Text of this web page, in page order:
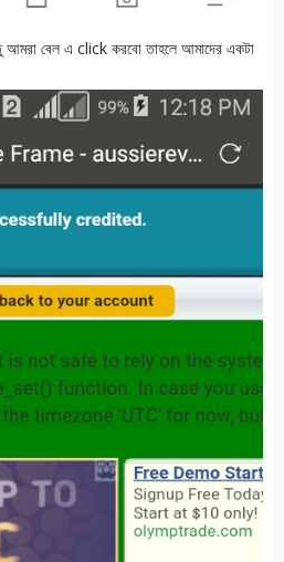
আমরা বেল এ click করবো তাহলে আমাদের একটা